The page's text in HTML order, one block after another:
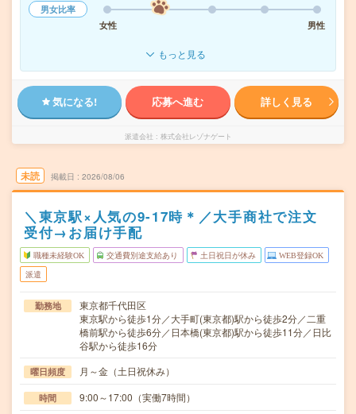
男女比率
女性
男性
もっと見る
気になる! 応募へ進む 詳しく見る
派遣会社 株式会社レゾナゲート
未読 掲載日 2026/08/06
＼東京駅×人気の9-17時＊／大手商社で注文
受付→お届け手配
職種未経験OK 交通費別途支給あり 土日祝日が休み WEB登録OK
派遣
勤務地
東京都千代田区
東京駅から徒歩1分／大手町(東京都)駅から徒歩2分／二重
橋前駅から徒歩6分／日本橋(東京都)駅から徒歩11分／日比
谷駅から徒歩16分
曜日頻度 月～金（土日祝休み）
時間 9:00～17:00（実働7時間）